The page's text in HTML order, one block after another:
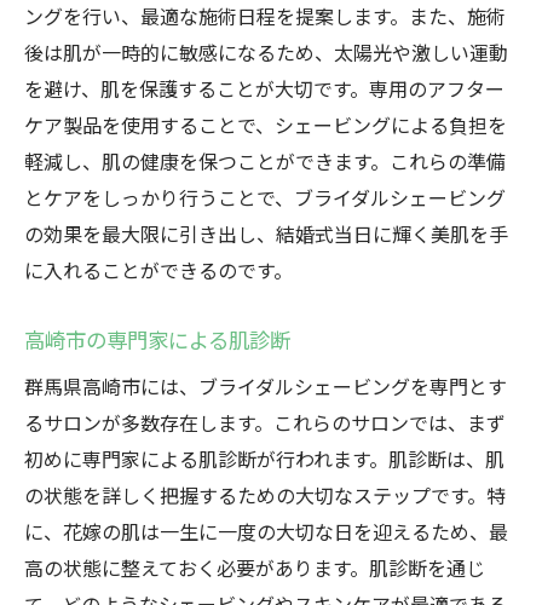
ングを行い、最適な施術日程を提案します。また、施術
後は肌が一時的に敏感になるため、太陽光や激しい運動
を避け、肌を保護することが大切です。専用のアフター
ケア製品を使用することで、シェービングによる負担を
軽減し、肌の健康を保つことができます。これらの準備
とケアをしっかり行うことで、ブライダルシェービング
の効果を最大限に引き出し、結婚式当日に輝く美肌を手
に入れることができるのです。
高崎市の専門家による肌診断
群馬県高崎市には、ブライダルシェービングを専門とす
るサロンが多数存在します。これらのサロンでは、まず
初めに専門家による肌診断が行われます。肌診断は、肌
の状態を詳しく把握するための大切なステップです。特
に、花嫁の肌は一生に一度の大切な日を迎えるため、最
高の状態に整えておく必要があります。肌診断を通じ